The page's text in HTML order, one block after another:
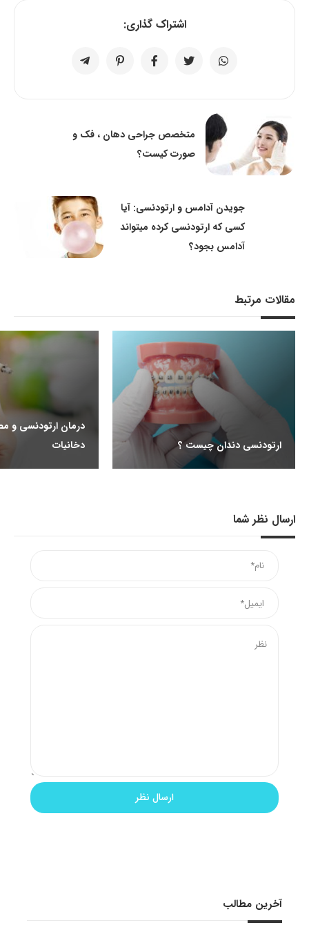
اشتراک گذاری:
متخصص جراحی دهان ، فک و
صورت کیست؟
جویدن آدامس و ارتودنسی: آیا
کسی که ارتودنسی کرده میتواند
آدامس بجود؟
مقالات مرتبط
ارتودنسی دندان چیست ؟
درمان ارتودنسی و
دخانیات
ارسال نظر شما
آخرین مطالب